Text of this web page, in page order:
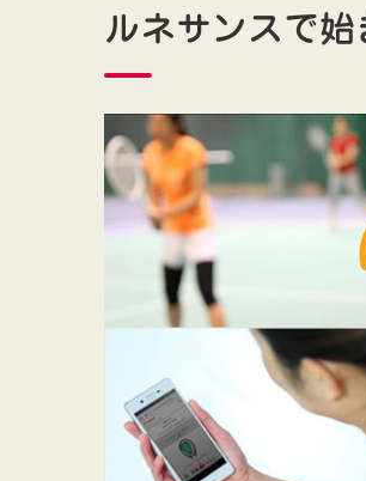
ルネサンスで